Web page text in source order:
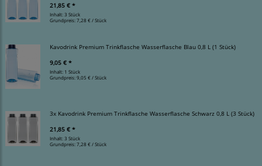
21,85 € *
Inhalt: 3 Stück
Grundpreis:7,28 € / Stück
Kavodrink Premium Trinkflasche Wasserflasche Blau 0,8 L (1 Stück)
9,05 € *
Inhalt: 1 Stück
Grundpreis:9,05 € / Stück
3x Kavodrink Premium Trinkflasche Wasserflasche Schwarz 0,8 L (3 Stück)
21,85 € *
Inhalt: 3 Stück
Grundpreis:7,28 € / Stück